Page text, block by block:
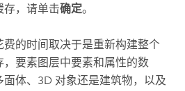
存，请单击确定。
费的时间取决于是重新构建整个
要素图层中要素和属性的数
面体、3D 对象还是建筑物，以及